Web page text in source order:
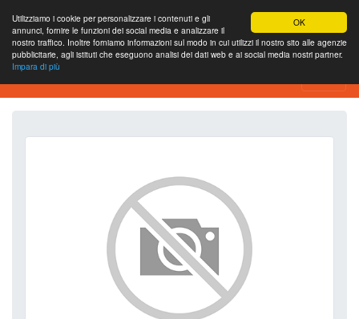
OK
Utilizziamo i cookie per personalizzare i contenuti e gli
annunci, fornire le funzioni dei social media e analizzare il
nostro traffico. Inoltre forniamo informazioni sul modo in cui utilizzi il nostro sito alle agenzie
pubblicitarie, agli istituti che eseguono analisi dei dati web e ai social media nostri partner.
Impara di più
SEO Analytics